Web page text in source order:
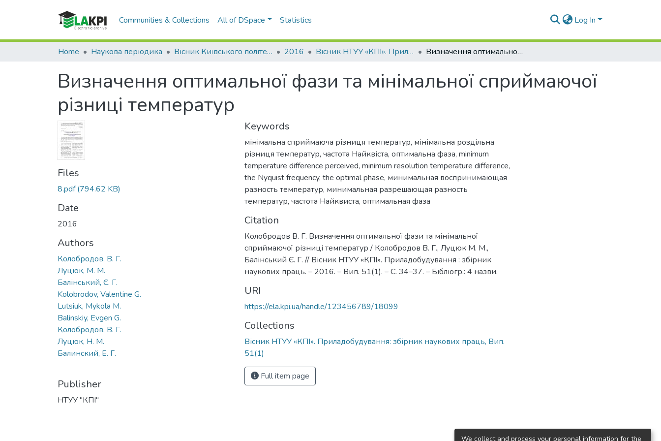
Communities & Collections All of DSpace Statistics Log In
Home Наукова періодика Вісник Київського політехнічного інституту. Серія Приладобудування 2016 Вісник НТУУ «КПІ». Приладобудування: збірник наукових праць, Вип. 51(1) Визначення оптимальної фази та мінімальної сприймаючої різниці температур
Визначення оптимальної фази та мінімальної сприймаючої
різниці температур
Files
8.pdf(794.62 KB)
Date
2016
Authors
Колобродов, В. Г.
Луцюк, М. М.
Балінський, Є. Г.
Kolobrodov, Valentine G.
Lutsiuk, Mykola M.
Balinskiy, Evgen G.
Колобродов, В. Г.
Луцюк, Н. М.
Балинский, Е. Г.
Publisher
НТУУ "КПІ"
Keywords
мінімальна сприймаюча різниця температур, мінімальна роздільна
різниця температур, частота Найквіста, оптимальна фаза, minimum
temperature difference perceived, minimum resolution temperature difference,
the Nyquist frequency, the optimal phase, минимальная воспринимающая
разность температур, минимальная разрешающая разность
температур, частота Найквиста, оптимальная фаза
Citation
Колобродов В. Г. Визначення оптимальної фази та мінімальної
сприймаючої різниці температур / Колобродов В. Г., Луцюк М. М.,
Балінський Є. Г. // Вісник НТУУ «КПІ». Приладобудування : збірник
наукових праць. – 2016. – Вип. 51(1). – С. 34–37. – Бібліогр.: 4 назви.
URI
https://ela.kpi.ua/handle/123456789/18099
Collections
Вісник НТУУ «КПІ». Приладобудування: збірник наукових праць, Вип.
51(1)
Full item page
We collect and process your personal information for the